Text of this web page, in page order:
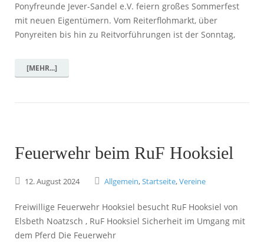
Ponyfreunde Jever-Sandel e.V. feiern großes Sommerfest
mit neuen Eigentümern. Vom Reiterflohmarkt, über
Ponyreiten bis hin zu Reitvorführungen ist der Sonntag,
[MEHR...]
Feuerwehr beim RuF Hooksiel
12.August2024 Allgemein,Startseite,Vereine
Freiwillige Feuerwehr Hooksiel besucht RuF Hooksiel von
Elsbeth Noatzsch , RuF Hooksiel Sicherheit im Umgang mit
dem Pferd Die Feuerwehr